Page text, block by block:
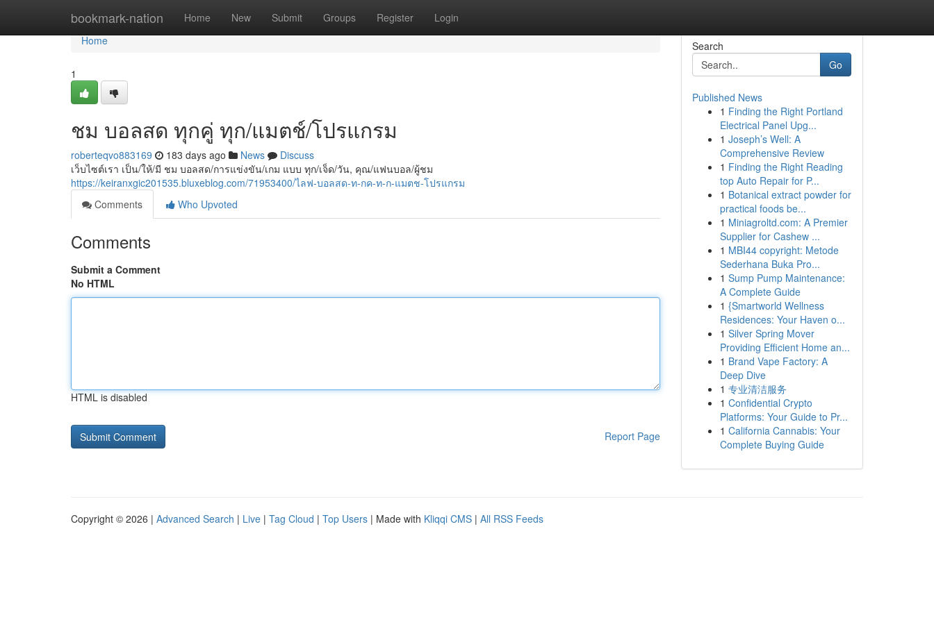
bookmark-nation Home New Submit Groups Register Login
Home
Home
1
ชม บอลสด ทุกคู่ ทุก/แมตช์/โปรแกรม
roberteqvo883169 183 days ago News
Discuss
เว็บไซต์เรา เป็น/ให้/มี ชม บอลสด/การแข่งขัน/เกม แบบ ทุก/เจ็ด/วัน, คุณ/แฟนบอล/ผู้ชม
https://keiranxgic201535.bluxeblog.com/71953400/ไลฟ-บอลสด-ท-กค-ท-ก-แมตช-โปรแกรม
Comments
Who Upvoted
Comments
Submit a Comment
No HTML
HTML is disabled
Report Page
Search
Go
Published News
1 Finding the Right Portland
Electrical Panel Upg...
1 Joseph’s Well: A
Comprehensive Review
1 Finding the Right Reading
top Auto Repair for P...
1 Botanical extract powder for
practical foods be...
1 Miniagroltd.com: A Premier
Supplier for Cashew ...
1 MBI44 copyright: Metode
Sederhana Buka Pro...
1 Sump Pump Maintenance:
A Complete Guide
1 {Smartworld Wellness
Residences: Your Haven o...
1 Silver Spring Mover
Providing Efficient Home an...
1 Brand Vape Factory: A
Deep Dive
1 专业清洁服务
1 Confidential Crypto
Platforms: Your Guide to Pr...
1 California Cannabis: Your
Complete Buying Guide
Copyright © 2026 | Advanced Search | Live | Tag Cloud | Top Users | Made with Kliqqi CMS | All RSS Feeds